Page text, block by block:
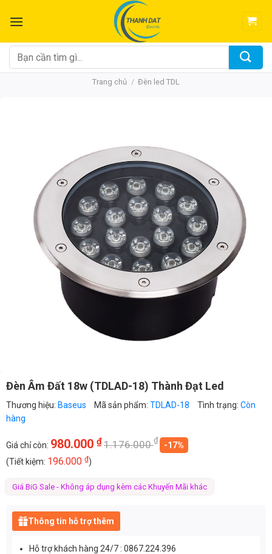
đến
dung
Tìm
kiếm:
Trang chủ / Đèn led TDL
Đèn Âm Đất 18w (TDLAD-18) Thành Đạt Led
Thương hiệu: Baseus Mã sản phẩm: TDLAD-18 Tình trạng: Còn
hàng
Giá chỉ còn: 980.000 ₫1.176.000₫
-17%
(Tiết kiệm: 196.000 ₫)
Giá BiG Sale - Không áp dụng kèm các Khuyến Mãi khác
Thông tin hỗ trợ thêm
Hỗ trợ khách hàng 24/7 : 0867.224.396